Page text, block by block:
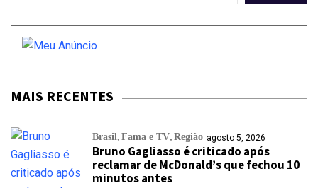
MAIS RECENTES
Brasil Fama e TV Região agosto 5, 2026
Bruno Gagliasso é criticado após
reclamar de McDonald’s que fechou 10
minutos antes